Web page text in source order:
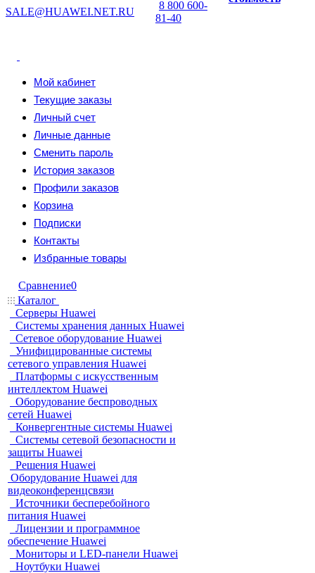
SALE@HUAWEI.NET.RU
8 800 600-
81-40
Мой кабинет
Текущие заказы
Личный счет
Личные данные
Сменить пароль
История заказов
Профили заказов
Корзина
Подписки
Контакты
Избранные товары
Сравнение0
Каталог
Серверы Huawei
Системы хранения данных Huawei
Сетевое оборудование Huawei
Унифицированные системы
сетевого управления Huawei
Платформы с искусственным
интеллектом Huawei
Оборудование беспроводных
сетей Huawei
Конвергентные системы Huawei
Системы сетевой безопасности и
защиты Huawei
Решения Huawei
Оборудование Huawei для
видеоконференцсвязи
Источники бесперебойного
питания Huawei
Лицензии и программное
обеспечение Huawei
Мониторы и LED-панели Huawei
Ноутбуки Huawei